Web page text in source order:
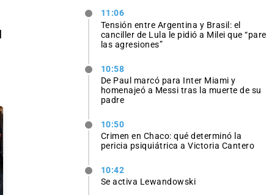
11:06
Tensión entre Argentina y Brasil: el
canciller de Lula le pidió a Milei que “pare
las agresiones”
10:58
De Paul marcó para Inter Miami y
homenajeó a Messi tras la muerte de su
padre
10:50
Crimen en Chaco: qué determinó la
pericia psiquiátrica a Victoria Cantero
10:42
Se activa Lewandowski